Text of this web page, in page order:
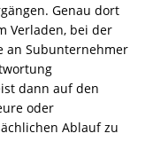
Genau dort
Verladen, bei der
an Subunternehmer
dann auf den
oder
Ablauf zu